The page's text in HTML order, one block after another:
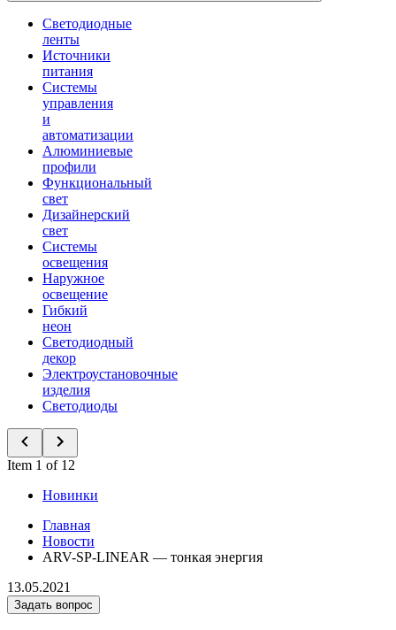
Светодиодные
ленты
Источники
питания
Системы
управления
и
автоматизации
Алюминиевые
профили
Функциональный
свет
Дизайнерский
свет
Системы
освещения
Наружное
освещение
Гибкий
неон
Светодиодный
декор
Электроустановочные
изделия
Светодиоды
Item 1 of 12
Новинки
Главная
Новости
ARV-SP-LINEAR — тонкая энергия
13.05.2021
Задать вопрос